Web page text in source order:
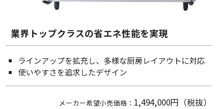
業界トップクラスの省エネ性能を実現
ラインアップを拡充し、多様な厨房レイアウトに対応
使いやすさを追求したデザイン
メーカー希望小売価格： 1,494,000円（税抜）